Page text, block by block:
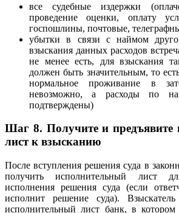
все судебные издержки
проведение оценки, оплату
госпошлины, почтовые,
убытки в связи с наймом
взыскания данных расходов
не менее есть, для взыскания
должен быть значительным, то
нормальное проживание в
невозможно, а расходы по
подтверждены)
Шаг 8. Получите и предъявите
лист к взысканию
После вступления решения суда в
получить исполнительный лист
исполнения решения суда (если
исполнит решение суда).
исполнительный лист банк, в котором